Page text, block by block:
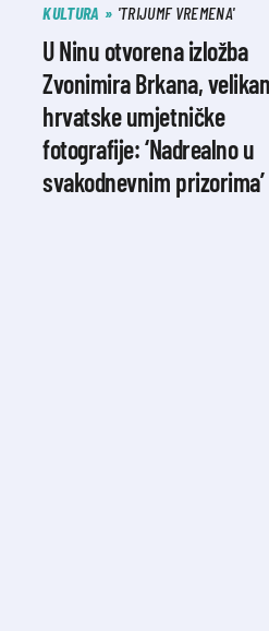
KULTURA 'TRIJUMF VREMENA'
U Ninu otvorena izložba
Zvonimira Brkana,
hrvatske umjetničke
fotografije: ‘Nadrealno u
svakodnevnim prizorima’